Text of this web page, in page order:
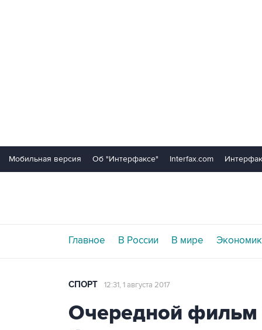
Мобильная версия Об "Интерфаксе" Interfax.com
Главное В России В мире
СПОРТ 12:31, 1 августа 2017
Очередной фильм